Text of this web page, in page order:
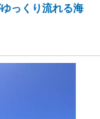
っくり流れる海